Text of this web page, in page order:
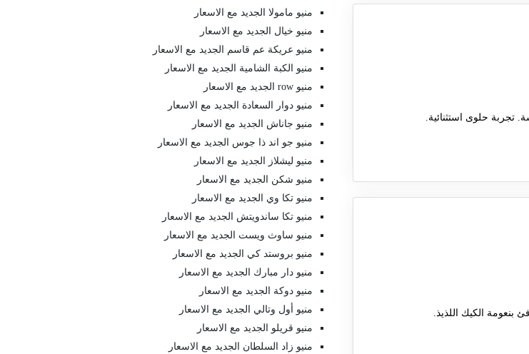
تجربة حلوى استثنائية.
الكيك اللذيذ.
منيو مامولا الجديد مع الاسعار
منيو خيال الجديد مع الاسعار
منيو عريكة عم قاسم الجديد مع الاسعار
منيو الكبة الشامية الجديد مع الاسعار
منيو row الجديد مع الاسعار
منيو دوار السعادة الجديد مع الاسعار
منيو جاناش الجديد مع الاسعار
منيو جو اند ذا جوس الجديد مع الاسعار
منيو ليشلاز الجديد مع الاسعار
منيو شكن الجديد مع الاسعار
منيو تكا وي الجديد مع الاسعار
منيو تكا ساندويتش الجديد مع الاسعار
منيو ساوث ويست الجديد مع الاسعار
منيو بروستد كي الجديد مع الاسعار
منيو دار مبارك الجديد مع الاسعار
منيو دوكة الجديد مع الاسعار
منيو أول وتالي الجديد مع الاسعار
منيو قريلو الجديد مع الاسعار
منيو زاد السلطان الجديد مع الاسعار